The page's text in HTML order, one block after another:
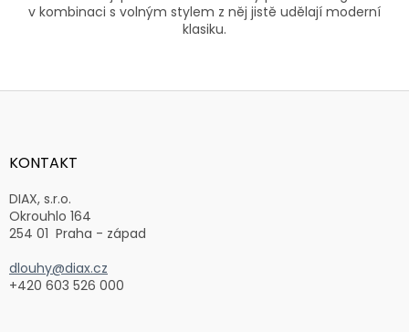
v kombinaci s volným stylem z něj jistě udělají moderní
klasiku.
Z
aKONTAKT
DIAX, s.r.o.
Okrouhlo 164
254 01 Praha - západ
dlouhy@diax.cz
+420 603 526 000